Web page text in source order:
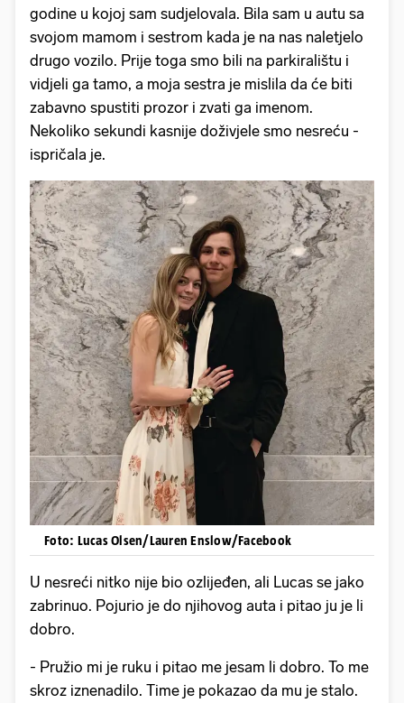
godine u kojoj sam sudjelovala. Bila sam u autu sa
svojom mamom i sestrom kada je na nas naletjelo
drugo vozilo. Prije toga smo bili na parkiralištu i
vidjeli ga tamo, a moja sestra je mislila da će biti
zabavno spustiti prozor i zvati ga imenom.
Nekoliko sekundi kasnije doživjele smo nesreću -
ispričala je.
Foto: Lucas Olsen/Lauren Enslow/Facebook
U nesreći nitko nije bio ozlijeđen, ali Lucas se jako
zabrinuo. Pojurio je do njihovog auta i pitao ju je li
dobro.
- Pružio mi je ruku i pitao me jesam li dobro. To me
skroz iznenadilo. Time je pokazao da mu je stalo.